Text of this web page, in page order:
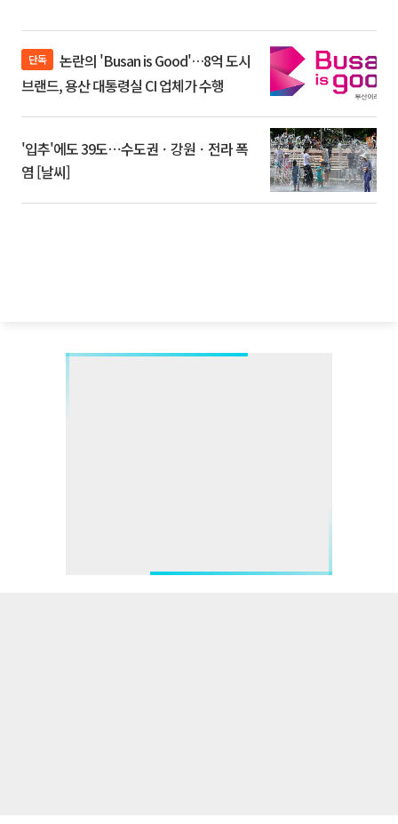
단독
브랜드, 용산 대통령실 CI 업체가 수행
'입추'에도 39도⋯수도권ㆍ강원ㆍ전라 폭
염 [날씨]